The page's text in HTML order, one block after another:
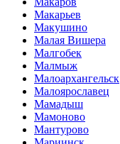
Макарьев
Макушино
Малая Вишера
Малгобек
Малмыж
Малоархангельск
Малоярославец
Мамадыш
Мамоново
Мантурово